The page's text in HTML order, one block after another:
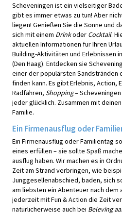
Scheveningen ist ein vielseitiger
gibt es immer etwas zu tun! Aber
liegen! Genießen Sie die Sonne und
sich mit einem Drinkoder Cocktail.
aktuellen Informationen für Ihren
Building-Aktivitäten und Erlebnissen
(Den Haag). Entdecken sie
einer der populärsten Sandstränden
finden kann. Es gibt Erlebnis, Action,
Radfahren, Shopping–
jeder glücklich. Zusammen mit
Familie.
Ein Firmenausflug oder
Ein Firmenausflug oder Familientag
eines erfüllen – sie sollte Spaß
ausflug haben. Wir machen es in
Zeit am Strand verbringen, wie
Junggesellenabschied, baden, sich
am liebsten ein Abenteuer nach dem
jederzeit mit Fun & Action die Zeit
natürlicherweise auch bei Beleving